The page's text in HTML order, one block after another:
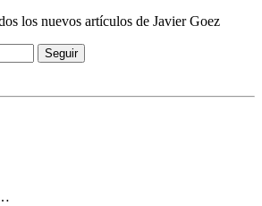
los nuevos artículos de Javier Goez